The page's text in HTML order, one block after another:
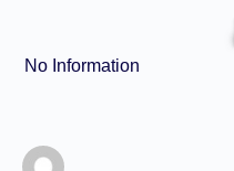
No Information